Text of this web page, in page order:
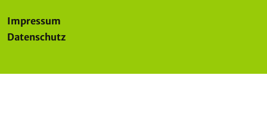
Impressum
Datenschutz